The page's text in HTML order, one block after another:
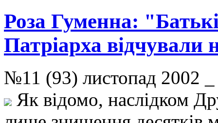
Роза Гуменна:
Патріарха відчували
№11 (93) листопад
Як відомо, наслідком